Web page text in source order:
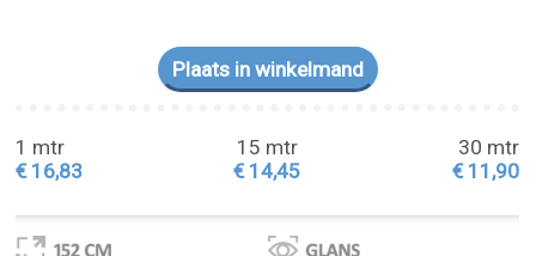
1 mtr
€ 16,83
15 mtr
€ 14,45
30 mtr
€ 11,90